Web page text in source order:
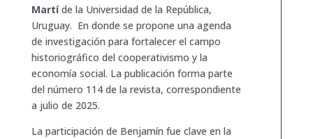
Martíde la Universidad de la República,
Uruguay. En donde se propone una agenda
de investigación para fortalecer el campo
historiográfico del cooperativismo y la
economía social. La publicación forma parte
del número 114 de la revista, correspondiente
a julio de 2025.
La participación de Benjamín fue clave en la